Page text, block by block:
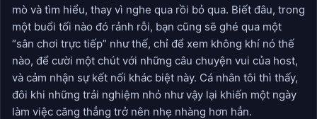
mò và tìm hiểu, thay vì nghe qua rồi bỏ qua. Biết đâu, trong
một buổi tối nào đó rảnh rỗi, bạn cũng sẽ ghé qua một
“sân chơi trực tiếp” như thế, chỉ để xem không khí nó thế
nào, để cười một chút với những câu chuyện vui của host,
và cảm nhận sự kết nối khác biệt này. Cá nhân tôi thì thấy,
đôi khi những trải nghiệm nhỏ như vậy lại khiến một ngày
làm việc căng thẳng trở nên nhẹ nhàng hơn hẳn.